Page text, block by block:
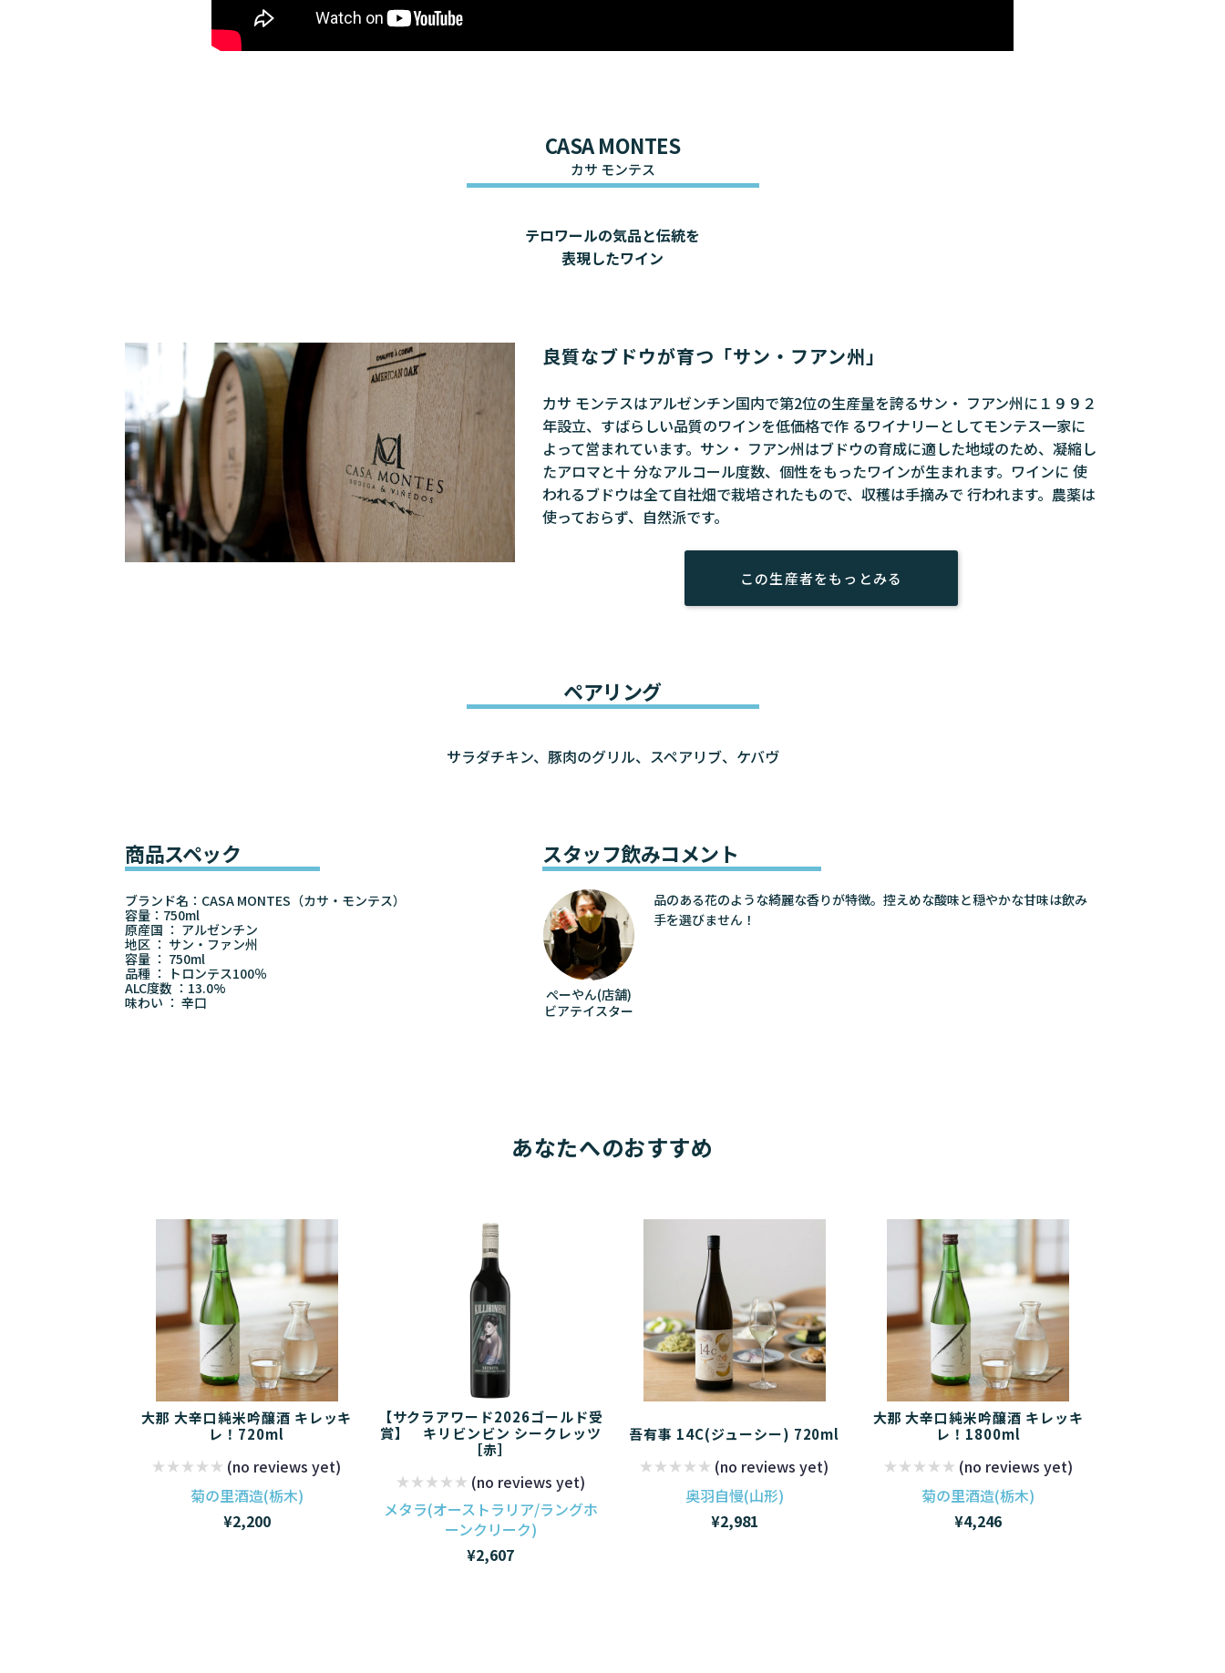
CASA MONTES
カサ モンテス
テロワールの気品と伝統を
表現したワイン
良質なブドウが育つ「サン・フアン州」
カサ モンテスはアルゼンチン国内で第2位の生産量を誇るサン・ フアン州に１９９２
年設立、すばらしい品質のワインを低価格で作 るワイナリーとしてモンテス一家に
よって営まれています。サン・ フアン州はブドウの育成に適した地域のため、凝縮し
たアロマと十 分なアルコール度数、個性をもったワインが生まれます。ワインに 使
われるブドウは全て自社畑で栽培されたもので、収穫は手摘みで 行われます。農薬は
使っておらず、自然派です。
この生産者をもっとみる
ペアリング
サラダチキン、豚肉のグリル、スペアリブ、ケバヴ
商品スペック
ブランド名：CASA MONTES（カサ・モンテス）
容量：750ml
原産国 ： アルゼンチン
地区 ： サン・ファン州
容量 ： 750ml
品種 ： トロンテス100％
ALC度数 ：13.0%
味わい ： 辛口
スタッフ飲みコメント
ぺーやん(店舗)
ビアテイスター
品のある花のような綺麗な香りが特徴。控えめな酸味と穏やかな甘味は飲み
手を選びません！
あなたへのおすすめ
大那 大辛口純米吟醸酒 キレッキ
レ！720ml
(no reviews yet)
菊の里酒造(栃木)
¥2,200
【サクラアワード2026ゴールド受
賞】 キリビンビン シークレッツ
［赤］
(no reviews yet)
メタラ(オーストラリア/ラングホ
ーンクリーク)
¥2,607
吾有事 14C(ジューシー) 720ml
(no reviews yet)
奥羽自慢(山形)
¥2,981
大那 大辛口純米吟醸酒 キレッキ
レ！1800ml
(no reviews yet)
菊の里酒造(栃木)
¥4,246